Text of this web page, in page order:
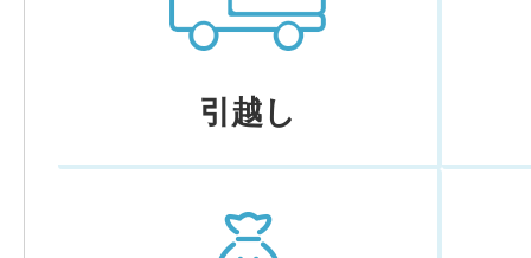
引越し